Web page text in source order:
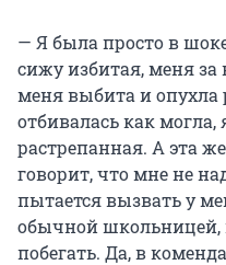
— Я была просто в
сижу избитая, меня за
меня выбита и опухла
отбивалась как могла,
растрепанная. А эта
говорит, что мне не
пытается вызвать у
обычной школьницей,
побегать. Да, в